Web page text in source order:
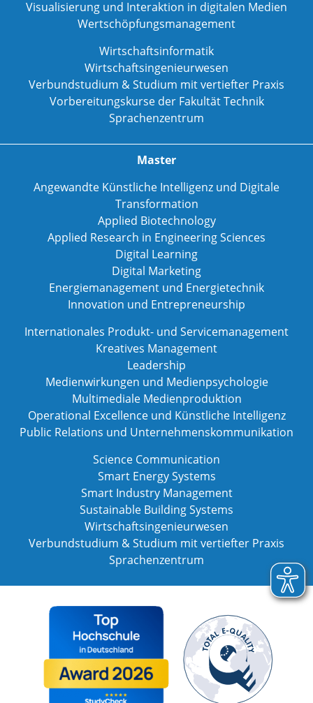
Visualisierung und Interaktion in digitalen Medien
Wertschöpfungsmanagement
Wirtschaftsinformatik
Wirtschaftsingenieurwesen
Verbundstudium & Studium mit vertiefter Praxis
Vorbereitungskurse der Fakultät Technik
Sprachenzentrum
Master
Angewandte Künstliche Intelligenz und Digitale
Transformation
Applied Biotechnology
Applied Research in Engineering Sciences
Digital Learning
Digital Marketing
Energiemanagement und Energietechnik
Innovation und Entrepreneurship
Internationales Produkt- und Servicemanagement
Kreatives Management
Leadership
Medienwirkungen und Medienpsychologie
Multimediale Medienproduktion
Operational Excellence und Künstliche Intelligenz
Public Relations und Unternehmenskommunikation
Science Communication
Smart Energy Systems
Smart Industry Management
Sustainable Building Systems
Wirtschaftsingenieurwesen
Verbundstudium & Studium mit vertiefter Praxis
Sprachenzentrum